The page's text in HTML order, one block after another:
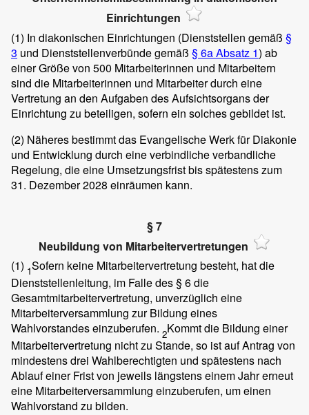
Einrichtungen
(1) In diakonischen Einrichtungen (Dienststellen gemäß §
3 und Dienststellenverbünde gemäß § 6a Absatz 1) ab
einer Größe von 500 Mitarbeiterinnen und Mitarbeitern
sind die Mitarbeiterinnen und Mitarbeiter durch eine
Vertretung an den Aufgaben des Aufsichtsorgans der
Einrichtung zu beteiligen, sofern ein solches gebildet ist.
(2) Näheres bestimmt das Evangelische Werk für Diakonie
und Entwicklung durch eine verbindliche verbandliche
Regelung, die eine Umsetzungsfrist bis spätestens zum
31. Dezember 2028 einräumen kann.
§ 7
Neubildung von Mitarbeitervertretungen
(1) 1Sofern keine Mitarbeitervertretung besteht, hat die
Dienststellenleitung, im Falle des § 6 die
Gesamtmitarbeitervertretung, unverzüglich eine
Mitarbeiterversammlung zur Bildung eines
Wahlvorstandes einzuberufen. 2Kommt die Bildung einer
Mitarbeitervertretung nicht zu Stande, so ist auf Antrag von
mindestens drei Wahlberechtigten und spätestens nach
Ablauf einer Frist von jeweils längstens einem Jahr erneut
eine Mitarbeiterversammlung einzuberufen, um einen
Wahlvorstand zu bilden.